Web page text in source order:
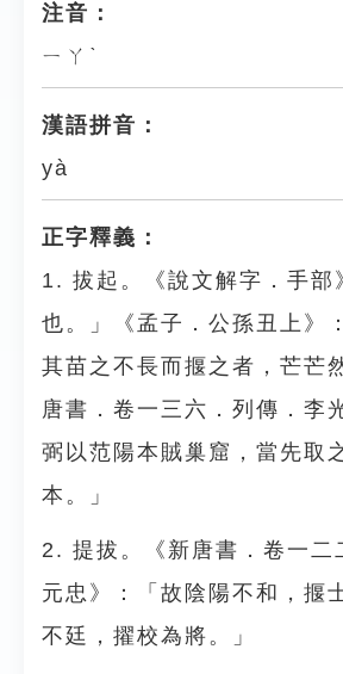
注音：
ㄧㄚˋ
漢語拼音：
yà
正字釋義：
1. 拔起。《說文解字．手部
也。」《孟子．公孫丑上》
其苗之不長而揠之者，芒芒
唐書．卷一三六．列傳．李
弼以范陽本賊巢窟，當先取
本。」
2. 提拔。《新唐書．卷一二
元忠》：「故陰陽不和，揠
不廷，擢校為將。」